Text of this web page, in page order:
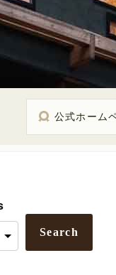
公式ホーム
Search